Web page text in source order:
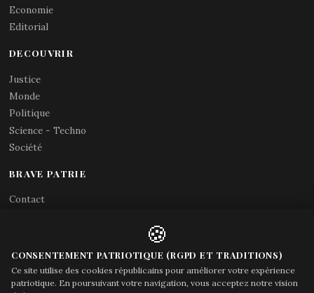
Economie
Editorial
DECOUVRIR
Justice
Monde
Politique
Science - Techno
Société
BRAVE PATRIE
Contact
Acces gouvernement
🍪
CONSENTEMENT PATRIOTIQUE (RGPD ET TRADITIONS)
Ce site utilise des cookies républicains pour améliorer votre expérience
patriotique. En poursuivant votre navigation, vous acceptez notre vision